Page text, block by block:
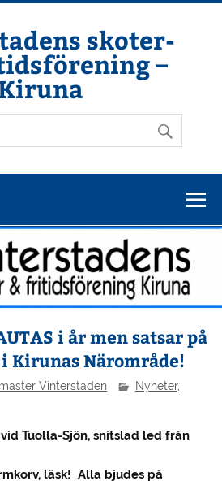
skoter-
–
i år men satsar på
Kirunas Närområde!
Vinterstaden Nyheter,
Tuolla-Sjön, snitslad led från
läsk! Alla bjudes på